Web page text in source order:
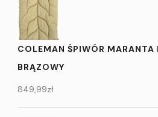
COLEMAN ŚPIWÓR MARANTA
BRĄZOWY
849,99zł